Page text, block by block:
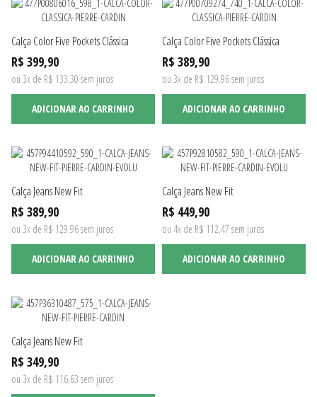
Calça Color Five Pockets Clássica
R$ 399,90
ou 3x de R$ 133,30 sem juros
ADICIONAR AO CARRINHO
Calça Color Five Pockets Clássica
R$ 389,90
ou 3x de R$ 129,96 sem juros
ADICIONAR AO CARRINHO
Calça Jeans New Fit
R$ 389,90
ou 3x de R$ 129,96 sem juros
ADICIONAR AO CARRINHO
Calça Jeans New Fit
R$ 449,90
ou 4x de R$ 112,47 sem juros
ADICIONAR AO CARRINHO
Calça Jeans New Fit
R$ 349,90
ou 3x de R$ 116,63 sem juros